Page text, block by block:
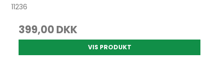
11236
399,00 DKK
VIS PRODUKT